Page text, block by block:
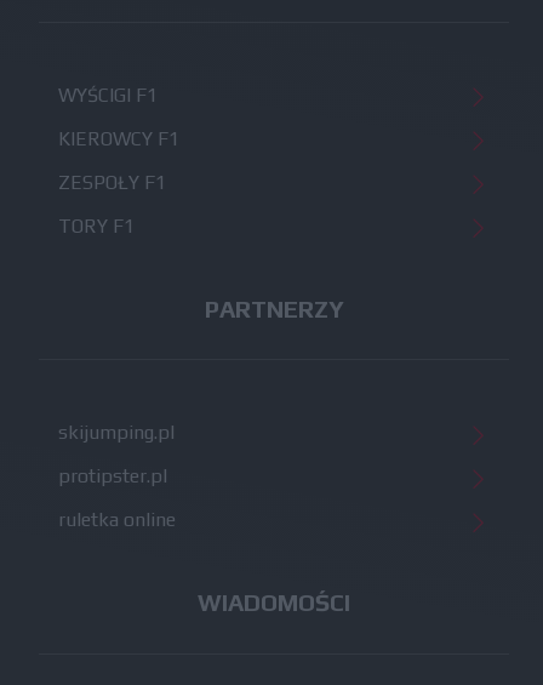
WYŚCIGI F1
KIEROWCY F1
ZESPOŁY F1
TORY F1
PARTNERZY
skijumping.pl
protipster.pl
ruletka online
WIADOMOŚCI